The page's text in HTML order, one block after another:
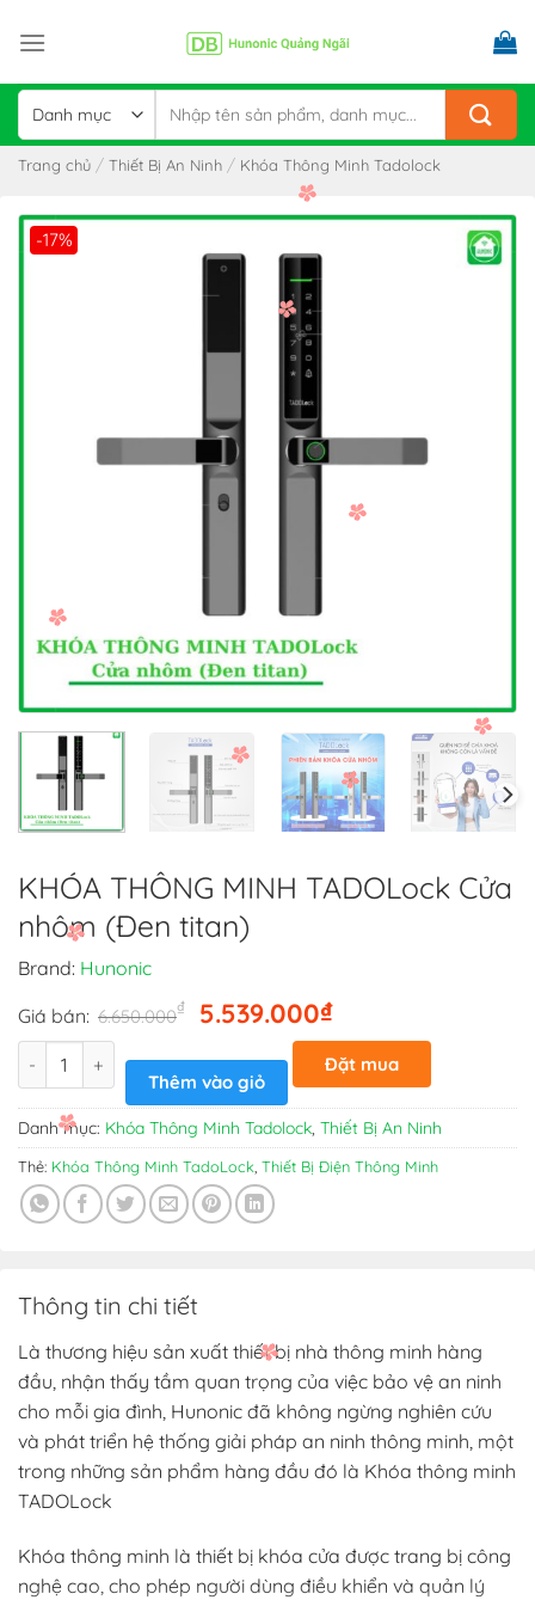
kiếm:
Trang chủ / Thiết Bị An Ninh / Khóa Thông Minh Tadolock
-17%
KHÓA THÔNG MINH TADOLock Cửa
nhôm (Đen titan)
Brand: Hunonic
Giá bán: 6.650.000₫ Giá
là:
6.650.000₫.
5.539.000₫Giá
hiện
tại
là:
5.539.000₫.
Thêm vào giỏ
Đặt mua
ngay
Danh mục: Khóa Thông Minh Tadolock, Thiết Bị An Ninh
Thẻ: Khóa Thông Minh TadoLock Thiết Bị Điện Thông Minh
Thông tin chi tiết
Là thương hiệu sản xuất thiết bị nhà thông minh hàng
đầu, nhận thấy tầm quan trọng của việc bảo vệ an ninh
cho mỗi gia đình, Hunonic đã không ngừng nghiên cứu
và phát triển hệ thống giải pháp an ninh thông minh, một
trong những sản phẩm hàng đầu đó là Khóa thông minh
TADOLock
Khóa thông minh là thiết bị khóa cửa được trang bị công
nghệ cao, cho phép người dùng điều khiển và quản lý